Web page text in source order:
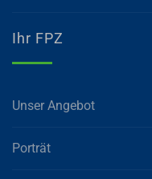
Ihr FPZ
Unser Angebot
Porträt